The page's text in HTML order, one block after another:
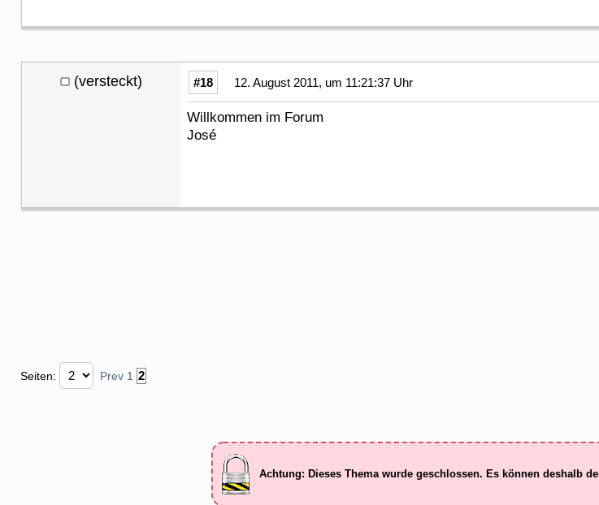
(versteckt) #18 12. August 2011, um 11:21:37 Uhr
Willkommen im Forum
José
Seiten: Prev 1 2
Achtung: Dieses Thema wurde geschlossen. Es können deshalb